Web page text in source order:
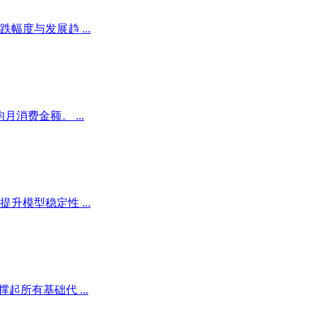
幅度与发展趋 ...
消费金额。 ...
升模型稳定性 ...
起所有基础代 ...